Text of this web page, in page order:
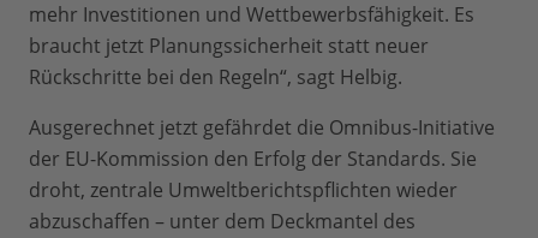
mehr Investitionen und Wettbewerbsfähigkeit. Es
braucht jetzt Planungssicherheit statt neuer
Rückschritte bei den Regeln“, sagt Helbig.
Ausgerechnet jetzt gefährdet die Omnibus-Initiative
der EU-Kommission den Erfolg der Standards. Sie
droht, zentrale Umweltberichtspflichten wieder
abzuschaffen – unter dem Deckmantel des